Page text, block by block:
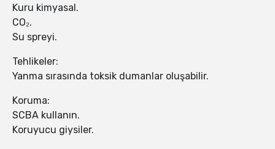
Kuru kimyasal.
CO₂.
Su spreyi.
Tehlikeler:
Yanma sırasında toksik dumanlar oluşabilir.
Koruma:
SCBA kullanın.
Koruyucu giysiler.